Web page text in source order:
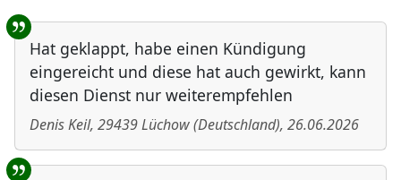
Benutzer-Rückmeldungen
Hat geklappt, habe einen Kündigung
eingereicht und diese hat auch gewirkt, kann
diesen Dienst nur weiterempfehlen
Denis Keil, 29439Lüchow(Deutschland), 26.06.2026